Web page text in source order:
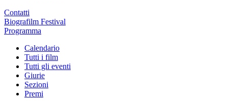
Contatti
Biografilm Festival
Programma
Calendario
Tutti i film
Tutti gli eventi
Giurie
Sezioni
Premi